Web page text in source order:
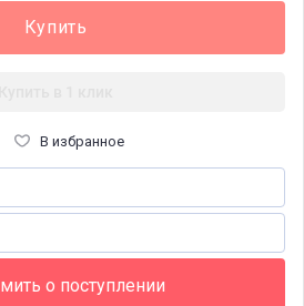
В избранное
о поступлении